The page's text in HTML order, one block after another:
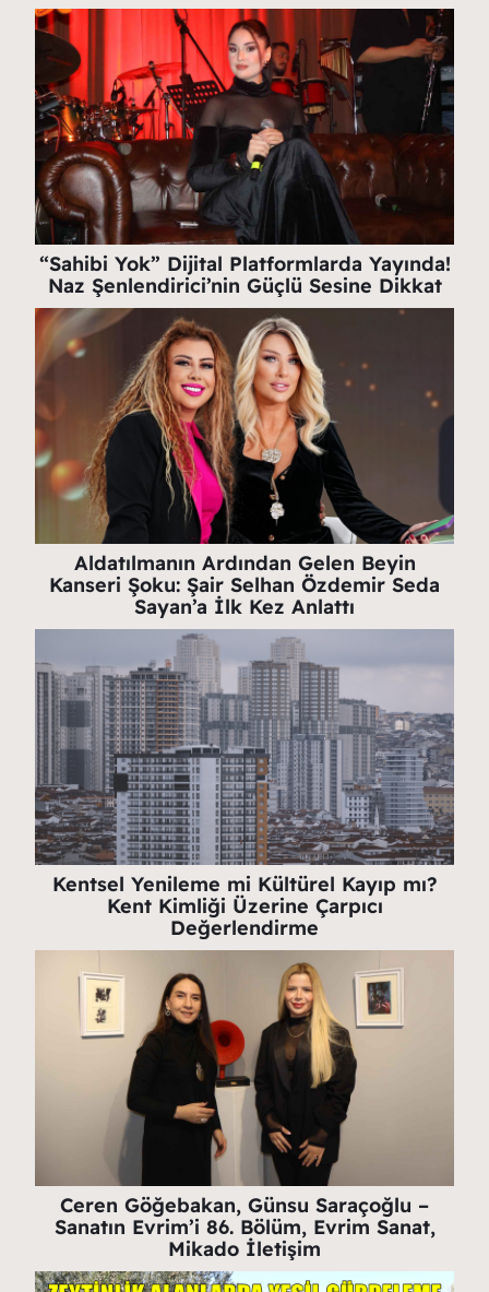
“Sahibi Yok” Dijital Platformlarda Yayında!
Naz Şenlendirici’nin Güçlü Sesine Dikkat
Aldatılmanın Ardından Gelen Beyin
Kanseri Şoku: Şair Selhan Özdemir Seda
Sayan’a İlk Kez Anlattı
Kentsel Yenileme mi Kültürel Kayıp mı?
Kent Kimliği Üzerine Çarpıcı
Değerlendirme
Ceren Göğebakan, Günsu Saraçoğlu –
Sanatın Evrim’i 86. Bölüm, Evrim Sanat,
Mikado İletişim